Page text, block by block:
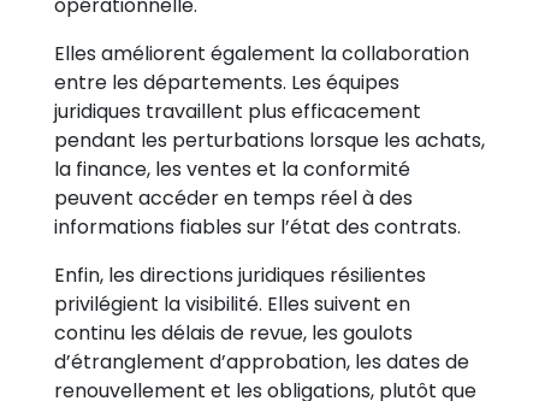
Elles améliorent également la collaboration
entre les départements. Les équipes
juridiques travaillent plus efficacement
pendant les perturbations lorsque les achats,
la finance, les ventes et la conformité
peuvent accéder en temps réel à des
informations fiables sur l’état des contrats.
Enfin, les directions juridiques résilientes
privilégient la visibilité. Elles suivent en
continu les délais de revue, les goulots
d’étranglement d’approbation, les dates de
renouvellement et les obligations, plutôt que